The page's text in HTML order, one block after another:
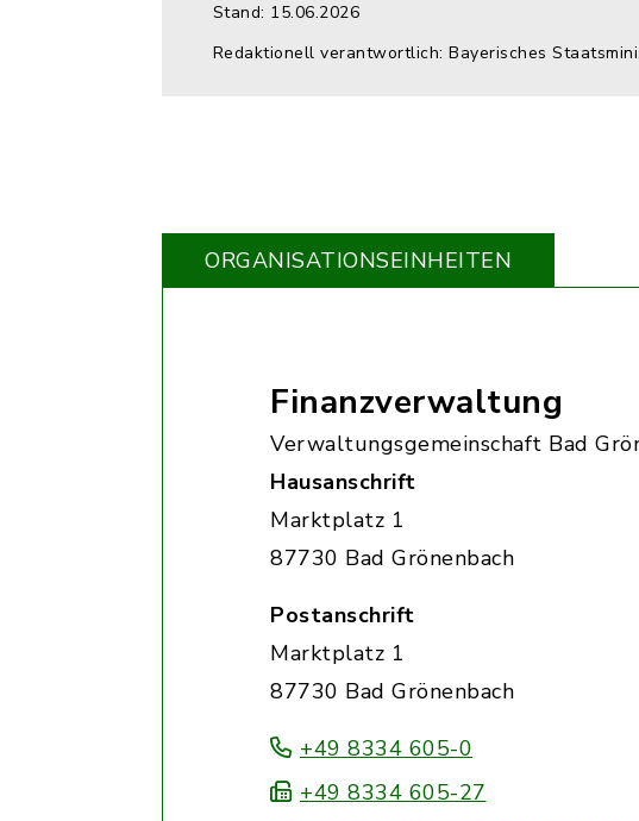
Stand: 15.06.2026
Redaktionell verantwortlich: Bayerisches
ORGANISATIONS­EINHEITEN
Finanzverwaltung
Verwaltungsgemeinschaft Bad
Hausanschrift
Marktplatz 1
87730 Bad Grönenbach
Postanschrift
Marktplatz 1
87730 Bad Grönenbach
+49 8334 605-0
+49 8334 605-27